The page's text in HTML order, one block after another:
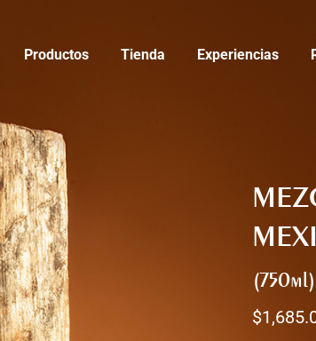
Productos Tienda Experiencias
(750ml)
$